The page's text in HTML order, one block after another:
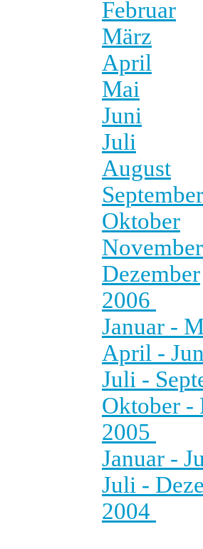
Februar
März
April
Mai
Juni
Juli
August
September
Oktober
November
Dezember
2006
Januar -
April -
Juli -
Oktober -
2005
Januar -
Juli -
2004